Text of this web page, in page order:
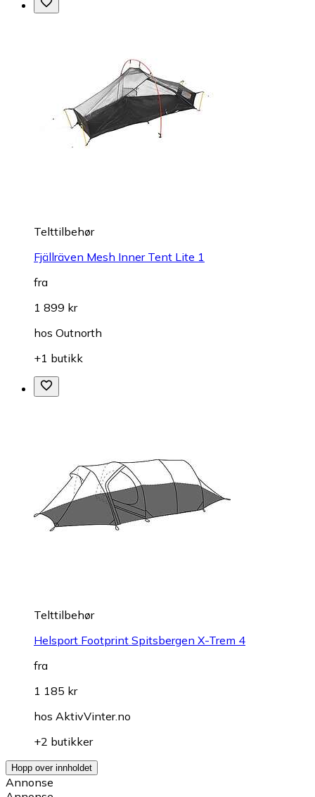
Telttilbehør
Fjällräven Mesh Inner Tent Lite 1
fra
1 899 kr
hos Outnorth
+1 butikk
Telttilbehør
Helsport Footprint Spitsbergen X-Trem 4
fra
1 185 kr
hos AktivVinter.no
+2 butikker
Hopp over innholdet
Annonse